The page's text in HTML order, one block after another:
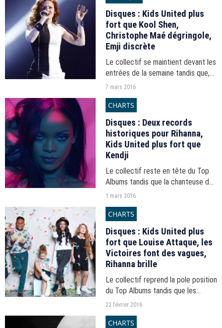
Disques : Kids United plus
fort que Kool Shen,
Christophe Maé dégringole,
Emji discrète
Le collectif se maintient devant les
entrées de la semaine tandis que,
côté singles, Christophe Maé peine
Rihanna.
7 mars 2016
CHARTS
Disques : Deux records
historiques pour Rihanna,
Kids United plus fort que
Kendji
Le collectif reste en tête du Top
Albums tandis que la chanteuse de
la Barbade signe le meilleur score
streaming.
1 mars 2016
CHARTS
Disques : Kids United plus
fort que Louise Attaque, les
Victoires font des vagues,
Rihanna brille
Le collectif reprend la pole position
du Top Albums tandis que les
Victoires secouent les classements
22 février 2016
CHARTS